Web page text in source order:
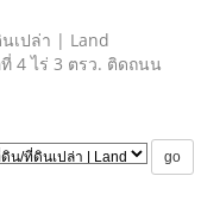
เปล่า | Land
4 ไร่ 3 ตรว. ติดถนน